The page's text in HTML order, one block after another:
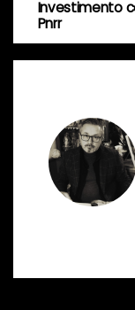
s
…
a
v
Investimento
Pnrr